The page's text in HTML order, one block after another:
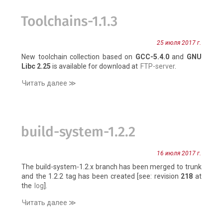
Toolchains-1.1.3
25 июля 2017 г.
New toolchain collection based on GCC-5.4.0and GNU
Libc 2.25 is available for download at FTP-server.
Читать далее ≫
build-system-1.2.2
16 июля 2017 г.
The build-system-1.2.x branch has been merged to trunk
and the 1.2.2 tag has been created [see: revision 218 at
the
log
Читать далее ≫